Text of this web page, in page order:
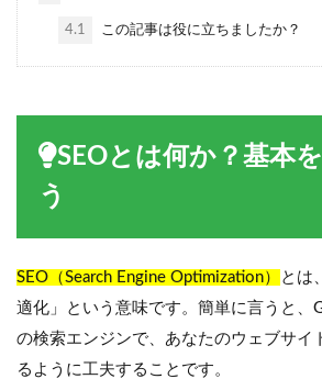
4.1 この記事は役に立ちましたか？
SEOとは何か？基本
う
SEO（Search Engine Optimization）
とは
適化」という意味です。簡単に言うと、
の検索エンジンで、あなたのウェブサイ
るように工夫することです。